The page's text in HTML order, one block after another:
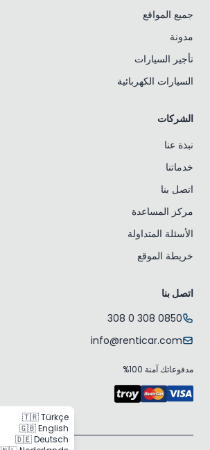
جميع المواقع
مدونة
تأجير السيارات
السيارات الكهربائية
الشركات
نبذة عنا
خدماتنا
اتصل بنا
مركز المساعدة
الأسئلة المتداولة
خريطة الموقع
اتصل بنا
0850 308 0 308
info@renticar.com
مدفوعاتك آمنة 100%
🇹🇷 Türkçe
🇬🇧 English
🇩🇪 Deutsch